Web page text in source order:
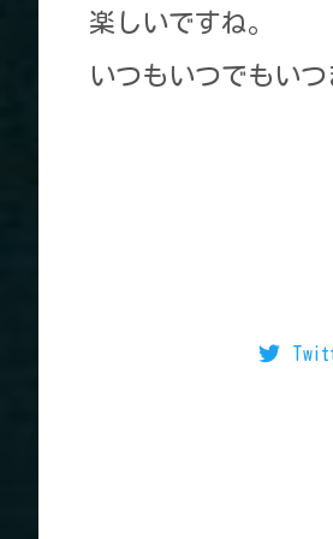
楽しいですね。
いつもいつでもい